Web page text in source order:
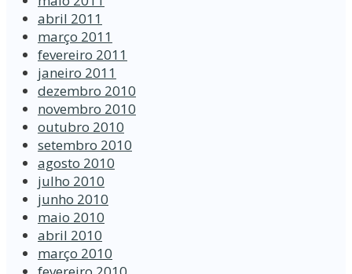
abril 2011
março 2011
fevereiro 2011
janeiro 2011
dezembro 2010
novembro 2010
outubro 2010
setembro 2010
agosto 2010
julho 2010
junho 2010
maio 2010
abril 2010
março 2010